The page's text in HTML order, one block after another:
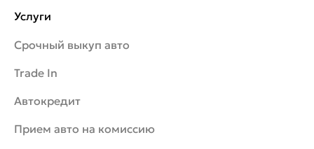
Услуги
Срочный выкуп авто
Trade In
Автокредит
Прием авто на комиссию